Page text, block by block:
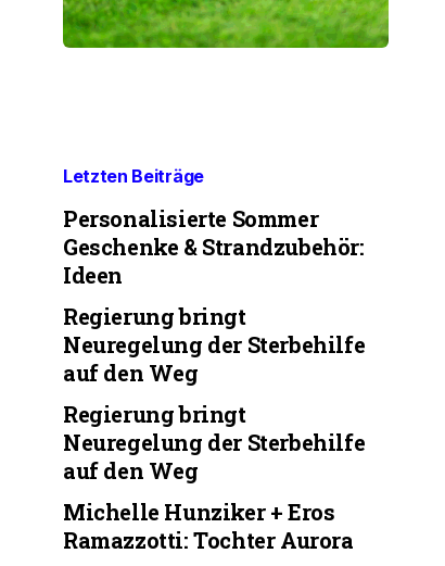
Letzten Beiträge
Personalisierte Sommer
Geschenke & Strandzubehör:
Ideen
Regierung bringt
Neuregelung der Sterbehilfe
auf den Weg
Regierung bringt
Neuregelung der Sterbehilfe
auf den Weg
Michelle Hunziker + Eros
Ramazzotti: Tochter Aurora